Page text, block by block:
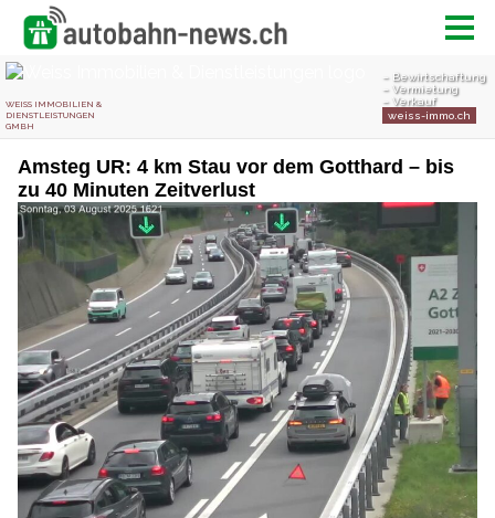
Amsteg UR: 4 km Stau vor dem Gotthard – bis
zu 40 Minuten Zeitverlust